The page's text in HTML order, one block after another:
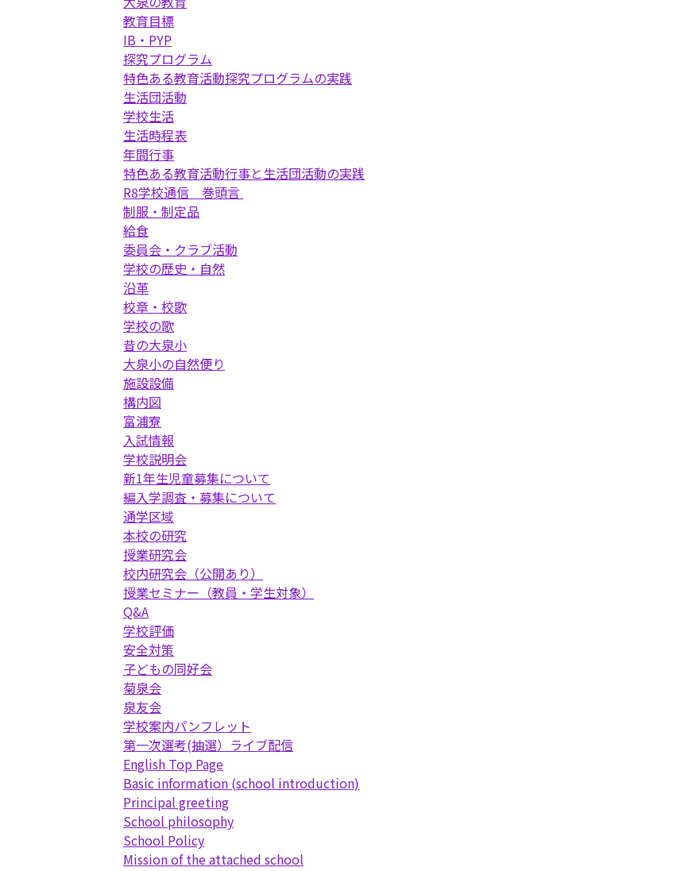
教育目標
IB・PYP
探究プログラム
特色ある教育活動探究プログラムの実践
生活団活動
学校生活
生活時程表
年間行事
特色ある教育活動行事と生活団活動の実践
R8学校通信 巻頭言
制服・制定品
給食
委員会・クラブ活動
学校の歴史・自然
沿革
校章・校歌
学校の歌
昔の大泉小
大泉小の自然便り
施設設備
構内図
富浦寮
入試情報
学校説明会
新1年生児童募集について
編入学調査・募集について
通学区域
本校の研究
授業研究会
校内研究会（公開あり）
授業セミナー（教員・学生対象）
Q&A
学校評価
安全対策
子どもの同好会
菊泉会
泉友会
学校案内パンフレット
第一次選考(抽選）ライブ配信
English Top Page
Basic information (school introduction)
Principal greeting
School philosophy
School Policy
Mission of the attached school